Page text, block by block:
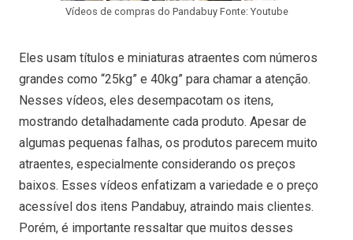
Vídeos de compras do Pandabuy Fonte: Youtube
Eles usam títulos e miniaturas atraentes com números
grandes como “25kg” e 40kg” para chamar a atenção.
Nesses vídeos, eles desempacotam os itens,
mostrando detalhadamente cada produto. Apesar de
algumas pequenas falhas, os produtos parecem muito
atraentes, especialmente considerando os preços
baixos. Esses vídeos enfatizam a variedade e o preço
acessível dos itens Pandabuy, atraindo mais clientes.
Porém, é importante ressaltar que muitos desses